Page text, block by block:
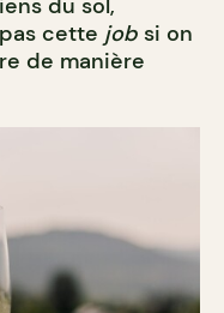
du sol,
cette job si on
de manière